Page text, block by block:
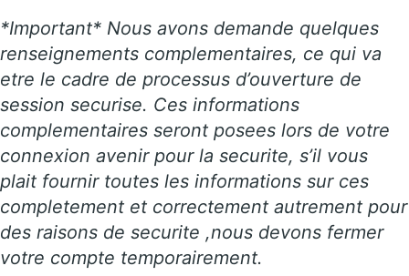
*Important* Nous avons demande quelques
renseignements complementaires, ce qui va
etre le cadre de processus d’ouverture de
session securise. Ces informations
complementaires seront posees lors de votre
connexion avenir pour la securite, s’il vous
plait fournir toutes les informations sur ces
completement et correctement autrement pour
des raisons de securite ,nous devons fermer
votre compte temporairement.